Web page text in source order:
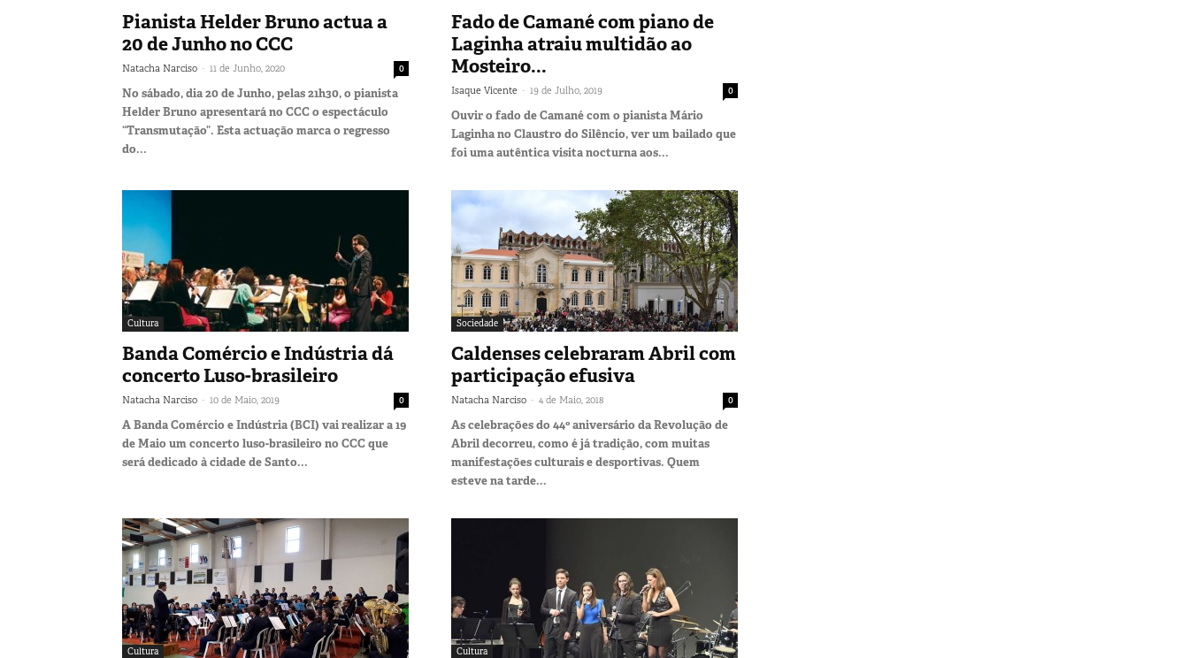
Pianista Helder Bruno actua a
20 de Junho no CCC
Natacha Narciso - 11 de Junho, 2020 0
No sábado, dia 20 de Junho, pelas 21h30, o pianista
Helder Bruno apresentará no CCC o espectáculo
“Transmutação”. Esta actuação marca o regresso
do...
Fado de Camané com piano de
Laginha atraiu multidão ao
Mosteiro...
Isaque Vicente - 19 de Julho, 2019 0
Ouvir o fado de Camané com o pianista Mário
Laginha no Claustro do Silêncio, ver um bailado que
foi uma autêntica visita nocturna aos...
Cultura
Banda Comércio e Indústria dá
concerto Luso-brasileiro
Natacha Narciso - 10 de Maio, 2019 0
A Banda Comércio e Indústria (BCI) vai realizar a 19
de Maio um concerto luso-brasileiro no CCC que
será dedicado à cidade de Santo...
Sociedade
Caldenses celebraram Abril com
participação efusiva
Natacha Narciso - 4 de Maio, 2018 0
As celebrações do 44º aniversário da Revolução de
Abril decorreu, como é já tradição, com muitas
manifestações culturais e desportivas. Quem
esteve na tarde...
Cultura Cultura